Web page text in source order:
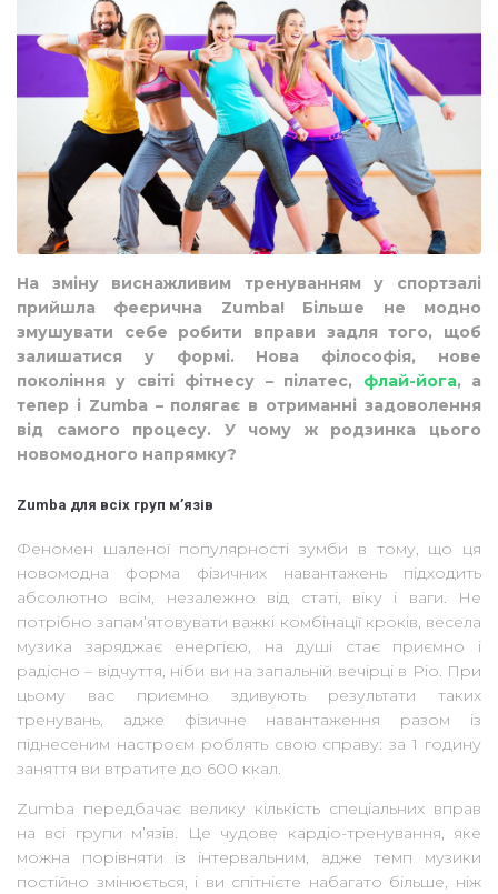
На зміну виснажливим тренуванням у спортзалі
прийшла феєрична Zumba! Більше не модно
змушувати себе робити вправи задля того, щоб
залишатися у формі. Нова філософія, нове
покоління у світі фітнесу – пілатес, флай-йога, а
тепер і Zumba – полягає в отриманні задоволення
від самого процесу. У чому ж родзинка цього
новомодного напрямку?
Zumba для всіх груп м’язів
Феномен шаленої популярності зумби в тому, що ця
новомодна форма фізичних навантажень підходить
абсолютно всім, незалежно від статі, віку і ваги. Не
потрібно запам’ятовувати важкі комбінації кроків, весела
музика заряджає енергією, на душі стає приємно і
радісно – відчуття, ніби ви на запальній вечірці в Ріо. При
цьому вас приємно здивують результати таких
тренувань, адже фізичне навантаження разом із
піднесеним настроєм роблять свою справу: за 1 годину
заняття ви втратите до 600 ккал.
Zumba передбачає велику кількість спеціальних вправ
на всі групи м’язів. Це чудове кардіо-тренування, яке
можна порівняти із інтервальним, адже темп музики
постійно змінюється, і ви спітнієте набагато більше, ніж